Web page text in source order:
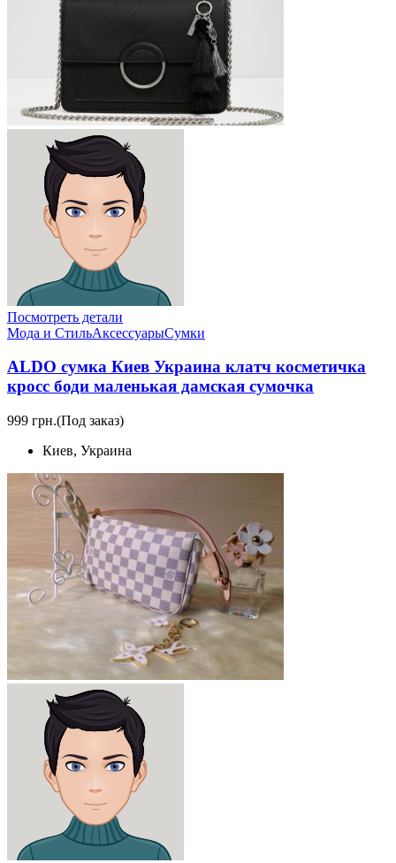
Посмотреть детали
Мода и СтильАксессуарыСумки
ALDO сумка Киев Украина клатч коcметичка
кросс боди маленькая дамская сумочка
999 грн.(Под заказ)
Киев, Украина